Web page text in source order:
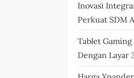
Inovasi
Perkuat SDM
Tablet
Dengan Layar